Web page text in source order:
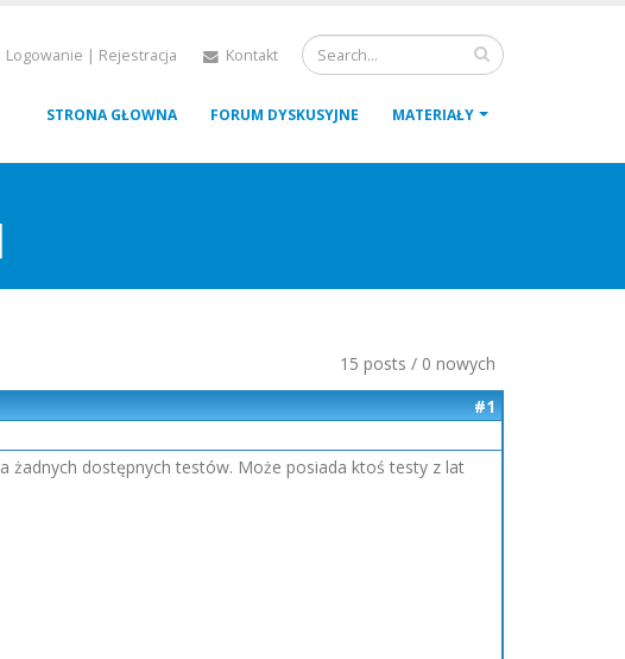
Logowanie | Rejestracja Kontakt
STRONA GŁOWNA FORUM DYSKUSYJNE MATERIAŁY
15 posts / 0 nowych
#1
żadnych dostępnych testów. Może posiada ktoś testy z lat